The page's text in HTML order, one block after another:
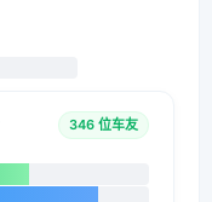
346 位车友